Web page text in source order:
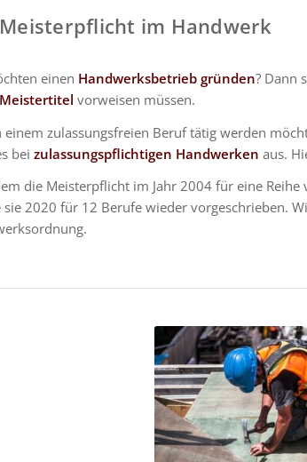
im Handwerk
einen Handwerksbetrieb gründen? Dann
Meistertitel vorweisen müssen.
einem zulassungsfreien Beruf tätig werden
bei zulassungspflichtigen Handwerken aus.
die Meisterpflicht im Jahr 2004 für eine
2020 für 12 Berufe wieder vorgeschrieben.